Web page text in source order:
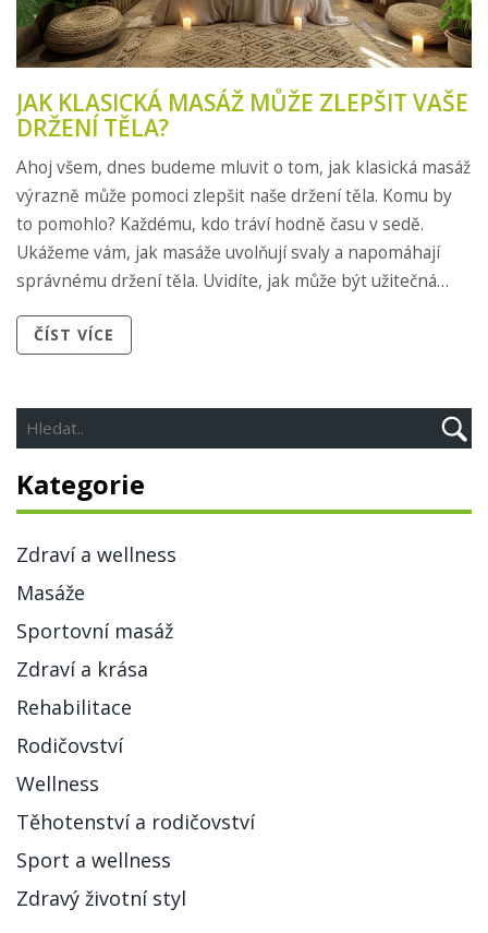
JAK KLASICKÁ MASÁŽ MŮŽE ZLEPŠIT VAŠE
DRŽENÍ TĚLA?
Ahoj všem, dnes budeme mluvit o tom, jak klasická masáž
výrazně může pomoci zlepšit naše držení těla. Komu by
to pomohlo? Každému, kdo tráví hodně času v sedě.
Ukážeme vám, jak masáže uvolňují svaly a napomáhají
správnému držení těla. Uvidíte, jak může být užitečná
pojďme na to, s naším tělem si přece chceme zacházet co
ČÍST VÍCE
Kategorie
Zdraví a wellness
Masáže
Sportovní masáž
Zdraví a krása
Rehabilitace
Rodičovství
Wellness
Těhotenství a rodičovství
Sport a wellness
Zdravý životní styl